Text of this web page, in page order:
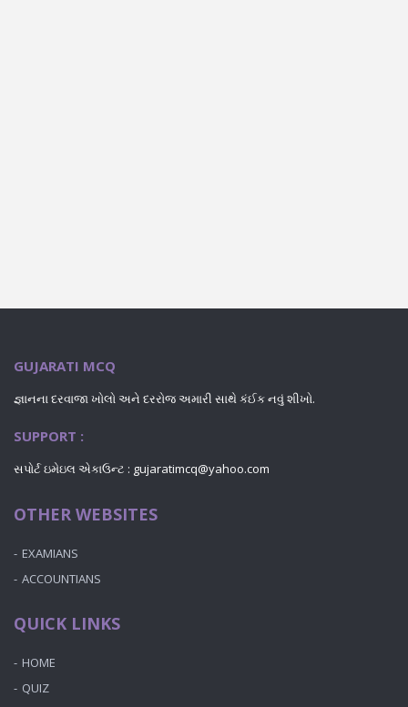
GUJARATI MCQ
જ્ઞાનના દરવાજા ખોલો અને દરરોજ અમારી સાથે કંઈક નવું શીખો.
SUPPORT :
સપોર્ટ ઇમેઇલ એકાઉન્ટ : gujaratimcq@yahoo.com
OTHER WEBSITES
EXAMIANS
ACCOUNTIANS
QUICK LINKS
HOME
QUIZ